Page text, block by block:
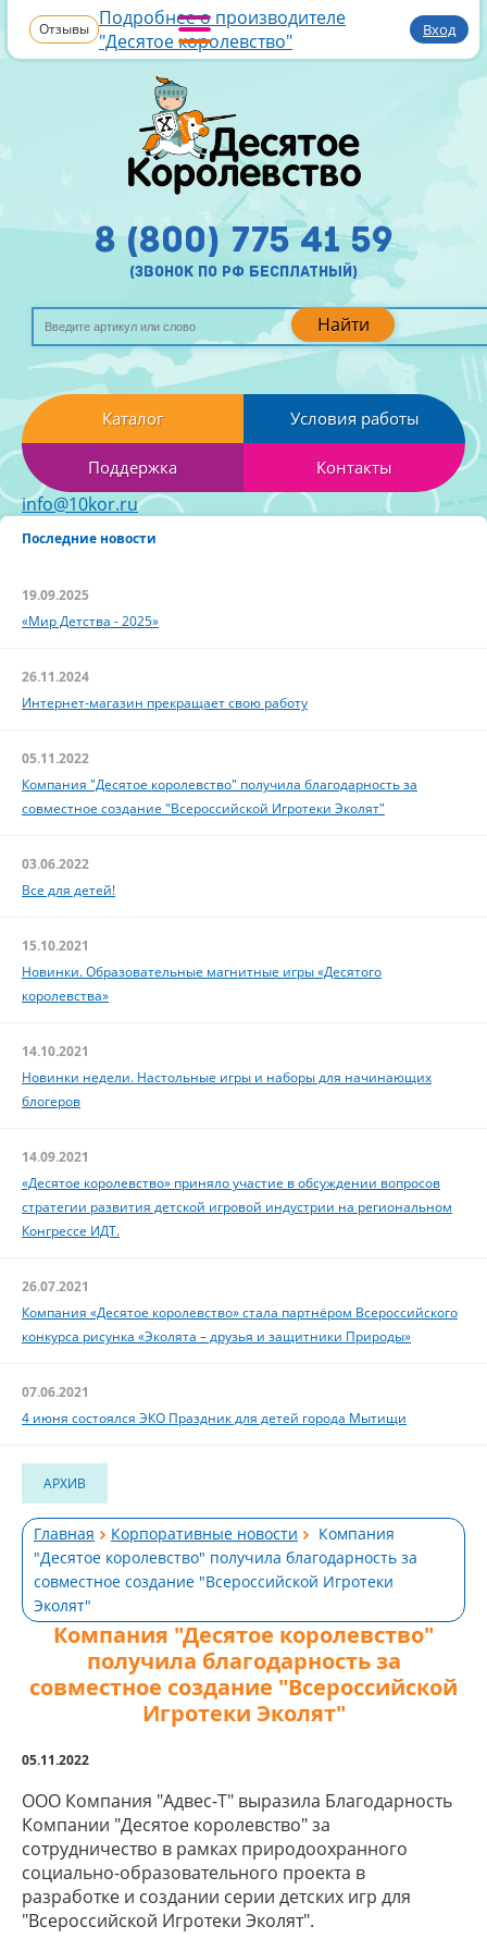
Отзывы Подробнее о производителе
"Десятое королевство"
Вход
Найти
8 (800) 775 41 59
(звонок по рф бесплатный)
Каталог Условия работы
Поддержка Контакты
info@10kor.ru
Последние новости
19.09.2025
«Мир Детства - 2025»
26.11.2024
Интернет-магазин прекращает свою работу
05.11.2022
Компания "Десятое королевство" получила благодарность за
совместное создание "Всероссийской Игротеки Эколят"
03.06.2022
Все для детей!
15.10.2021
Новинки. Образовательные магнитные игры «Десятого
королевства»
14.10.2021
Новинки недели. Настольные игры и наборы для начинающих
блогеров
14.09.2021
«Десятое королевство» приняло участие в обсуждении вопросов
стратегии развития детской игровой индустрии на региональном
Конгрессе ИДТ.
26.07.2021
Компания «Десятое королевство» стала партнёром Всероссийского
конкурса рисунка «Эколята – друзья и защитники Природы»
07.06.2021
4 июня состоялся ЭКО Праздник для детей города Мытищи
АРХИВ
Главная Корпоративные новости
Компания
"Десятое королевство" получила благодарность за
совместное создание "Всероссийской Игротеки
Эколят"
Компания "Десятое королевство"
получила благодарность за
совместное создание "Всероссийской
Игротеки Эколят"
05.11.2022
ООО Компания "Адвес-Т" выразила Благодарность
Компании "Десятое королевство" за
сотрудничество в рамках природоохранного
социально-образовательного проекта в
разработке и создании серии детских игр для
"Всероссийской Игротеки Эколят".